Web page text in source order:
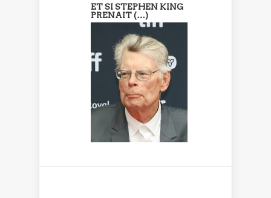
ET SI STEPHEN KING
PRENAIT (…)